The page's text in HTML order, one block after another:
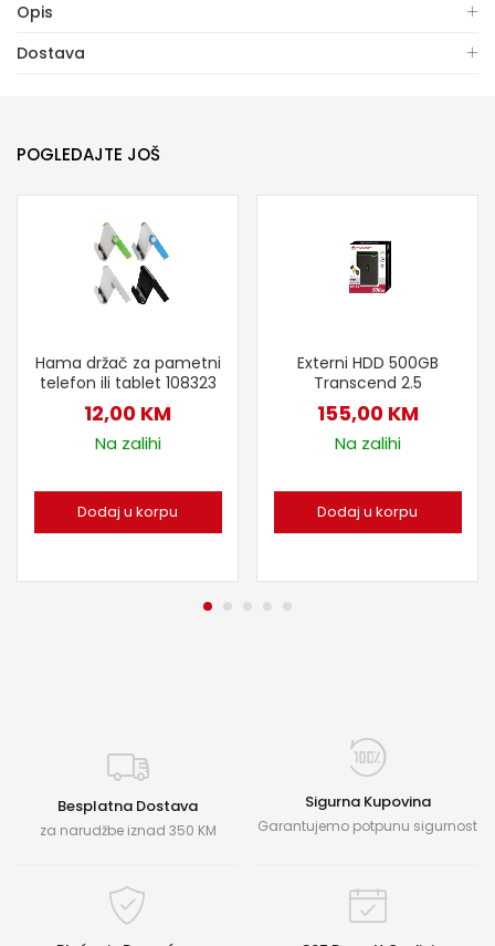
Opis
Dostava
POGLEDAJTE JOŠ
Hama držač za pametni
telefon ili tablet 108323
12,00 KM
Na zalihi
Dodaj u korpu
Externi HDD 500GB
Transcend 2.5
155,00 KM
Na zalihi
Dodaj u korpu
Besplatna Dostava
za narudžbe iznad 350 KM
Sigurna Kupovina
Garantujemo potpunu sigurnost